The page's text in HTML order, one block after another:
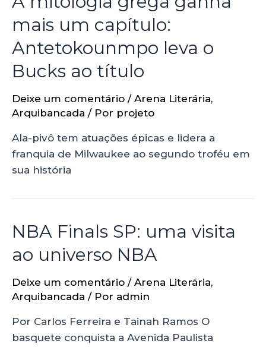
mais um capítulo:
Antetokounmpo leva o
Bucks ao título
Deixe um comentário / Arena Literária,
Arquibancada / Por projeto
Ala-pivô tem atuações épicas e lidera a
franquia de Milwaukee ao segundo troféu em
sua história
NBA Finals SP: uma visita
ao universo NBA
Deixe um comentário / Arena Literária,
Arquibancada / Por admin
Por Carlos Ferreira e Tainah Ramos O
basquete conquista a Avenida Paulista